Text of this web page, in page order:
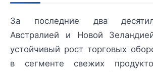
За последние два
Австралией и Новой
устойчивый рост торговых
в сегменте свежих